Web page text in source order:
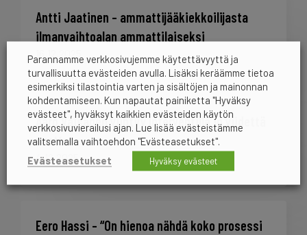
Antti Jaatinen – ammattijääkiekkoilijasta
ilmanvaihtoalan ammattilaiseksi
Aaro Väisänen viihtyy Interventillä jo viidettä
vuotta
4.12.2025
Eero Hassi – “On hienoa nähdä koko prosessi
Parannamme verkkosivujemme käytettävyyttä ja
turvallisuutta evästeiden avulla. Lisäksi keräämme tietoa
esimerkiksi tilastointia varten ja sisältöjen ja mainonnan
kohdentamiseen. Kun napautat painiketta "Hyväksy
evästeet", hyväksyt kaikkien evästeiden käytön
verkkosivuvierailusi ajan. Lue lisää evästeistämme
valitsemalla vaihtoehdon "Evästeasetukset".
Evästeasetukset
Hyväksy evästeet